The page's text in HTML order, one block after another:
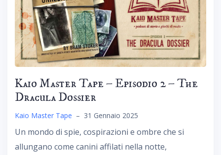
Kaio Master Tape – Episodio 2 – The
Dracula Dossier
Kaio Master Tape – 31 Gennaio 2025
Un mondo di spie, cospirazioni e ombre che si
allungano come canini affilati nella notte,